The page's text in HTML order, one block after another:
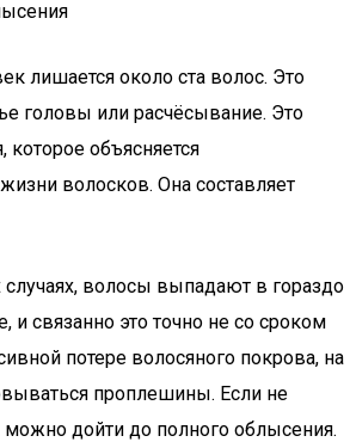
лишается около ста волос. Это
головы или расчёсывание. Это
объясняется
волосков. Она составляет
волосы выпадают в гораздо
и связанно это точно не со сроком
потере волосяного покрова, на
проплешины. Если не
можно дойти до полного облысения.